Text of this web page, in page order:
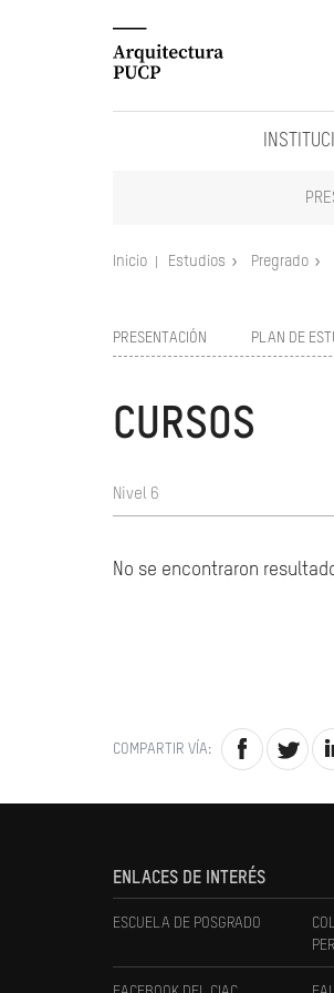
Inicio Estudios Pregrado
PRESENTACIÓN PLAN DE
CURSOS
Nivel 6
No se encontraron
COMPARTIR VÍA:
ENLACES DE INTERÉS
ESCUELA DE POSGRADO